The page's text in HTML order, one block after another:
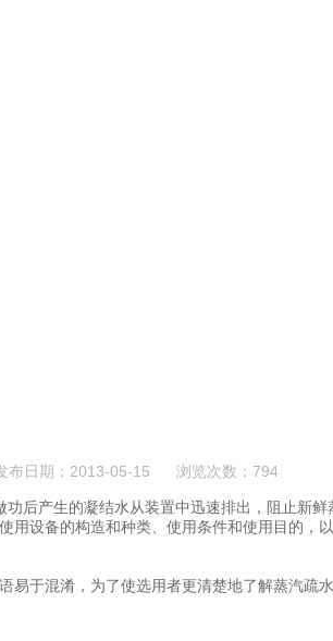
布日期：2013-05-15 浏览次数：794
后产生的凝结水从装置中迅速排出，阻止新鲜
设备的构造和种类、使用条件和使用目的，
于混淆，为了使选用者更清楚地了解蒸汽疏